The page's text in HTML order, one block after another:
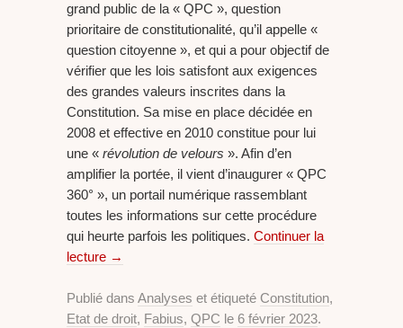
grand public de la « QPC », question
prioritaire de constitutionalité, qu’il appelle «
question citoyenne », et qui a pour objectif de
vérifier que les lois satisfont aux exigences
des grandes valeurs inscrites dans la
Constitution. Sa mise en place décidée en
2008 et effective en 2010 constitue pour lui
une « révolution de velours ». Afin d’en
amplifier la portée, il vient d’inaugurer « QPC
360° », un portail numérique rassemblant
toutes les informations sur cette procédure
qui heurte parfois les politiques. Continuer la
lecture →
Publié dans Analyses et étiqueté Constitution,
Etat de droit, Fabius, QPC le 6 février 2023.